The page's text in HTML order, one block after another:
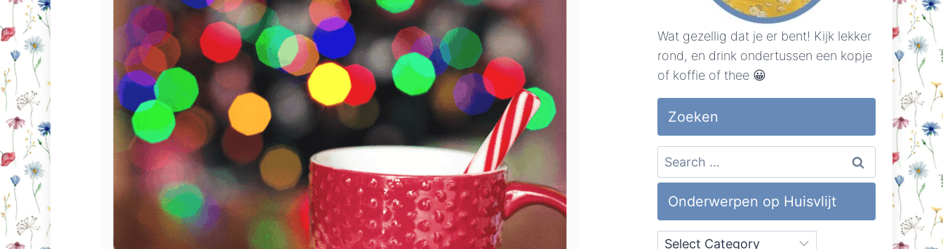
Wat gezellig dat je er bent! Kijk lekker
rond, en drink ondertussen een kopje
of koffie of thee 😀
Zoeken
Search
for:
Onderwerpen op Huisvlijt
Onderwerpen